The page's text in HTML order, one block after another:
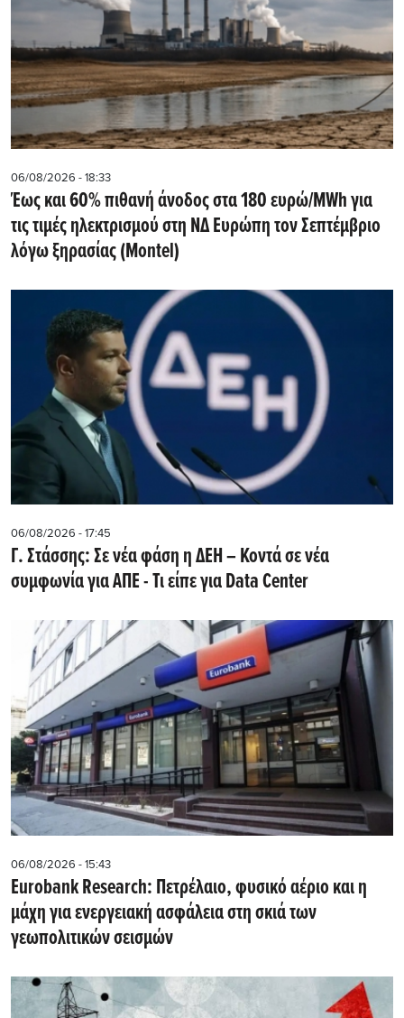
06/08/2026 - 18:33
Έως και 60% πιθανή άνοδος στα 180 ευρώ/MWh για
τις τιμές ηλεκτρισμού στη ΝΔ Ευρώπη τον Σεπτέμβριο
λόγω ξηρασίας (Montel)
06/08/2026 - 17:45
Γ. Στάσσης: Σε νέα φάση η ΔΕΗ – Κοντά σε νέα
συμφωνία για ΑΠΕ - Τι είπε για Data Center
06/08/2026 - 15:43
Eurobank Research: Πετρέλαιο, φυσικό αέριο και η
μάχη για ενεργειακή ασφάλεια στη σκιά των
γεωπολιτικών σεισμών